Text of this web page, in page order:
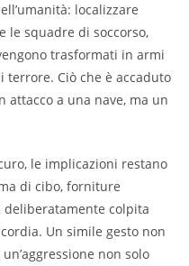
localizzare
le squadre di soccorso,
trasformati in armi
Ciò che è accaduto
attacco a una nave, ma un
le implicazioni restano
di cibo, forniture
deliberatamente colpita
Un simile gesto non
non solo